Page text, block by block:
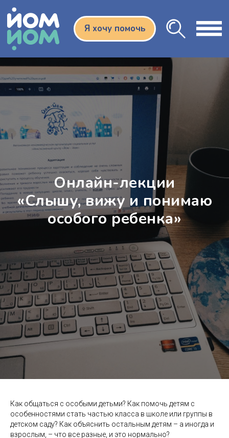
Я хочу помочь
Онлайн-лекции
«Слышу, вижу и понимаю
особого ребенка»
Как общаться с особыми детьми? Как помочь детям с
особенностями стать частью класса в школе или группы в
детском саду? Как объяснить остальным детям – а иногда и
взрослым, – что все разные, и это нормально?